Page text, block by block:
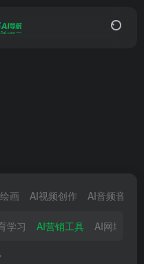
画 AI视频创作 AI音频音乐
学习 AI营销工具 AI网址导航